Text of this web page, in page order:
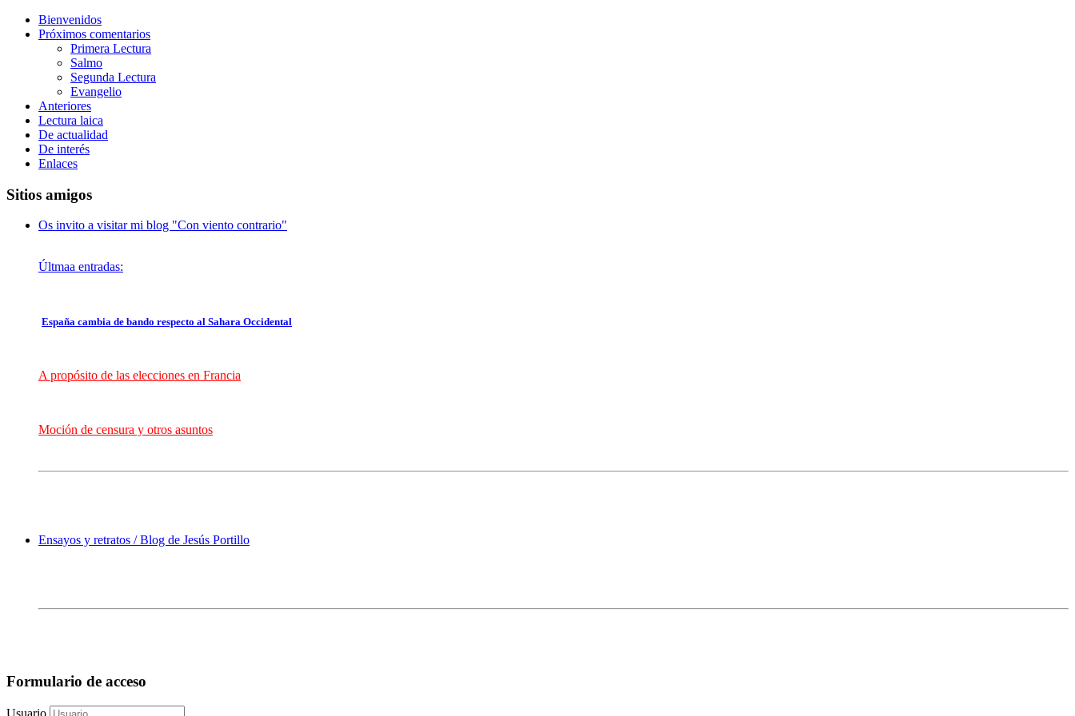
Bienvenidos
Próximos comentarios
Primera Lectura
Salmo
Segunda Lectura
Evangelio
Anteriores
Lectura laica
De actualidad
De interés
Enlaces
Sitios amigos
Os invito a visitar mi blog "Con viento contrario"
Últmaa entradas:
España cambia de bando respecto al Sahara Occidental
A propósito de las elecciones en Francia
Moción de censura y otros asuntos
Ensayos y retratos / Blog de Jesús Portillo
Formulario de acceso
Usuario